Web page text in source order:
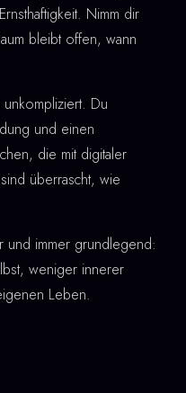
Nimm dir
bleibt offen, wann
Du
und einen
die mit digitaler
überrascht, wie
und immer grundlegend:
weniger innerer
Leben.